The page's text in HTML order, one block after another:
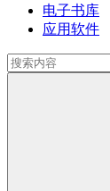
电子书库
应用软件